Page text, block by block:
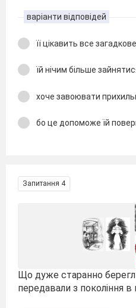
варіанти відповідей
її цікавить все
їй нічим більше
хоче завоювати
бо це допоможе їй
Запитання 4
Що дуже старанно
передавали з покоління в